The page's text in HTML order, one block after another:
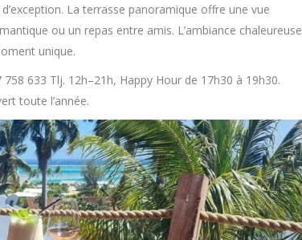
La terrasse panoramique offre une vue
ou un repas entre amis. L’ambiance chaleureuse
unique.
633 Tlj. 12h–21h, Happy Hour de 17h30 à 19h30.
toute l’année.